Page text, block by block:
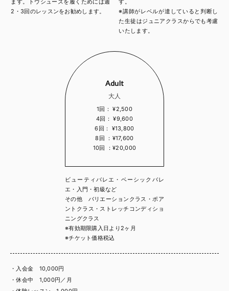
ます。トウシューズを履くためには週
2・3回のレッスンをお勧めします。
す。
※講師がレベルが達していると判断し
た生徒はジュニアクラスからでも考慮
いたします。
Adult
大人
1回： ¥2,500
4回： ¥9,600
6回： ¥13,800
8回 ：¥17,600
10回 ：¥20,000
ビューティバレエ・ベーシックバレ
エ・入門・初級など
その他 バリエーションクラス・ポア
ントクラス・ストレッチコンディショ
ニングクラス
※有効期限購入日より2ヶ月
※チケット価格税込
・入会金 10,000円
・休会中 1,000円／月